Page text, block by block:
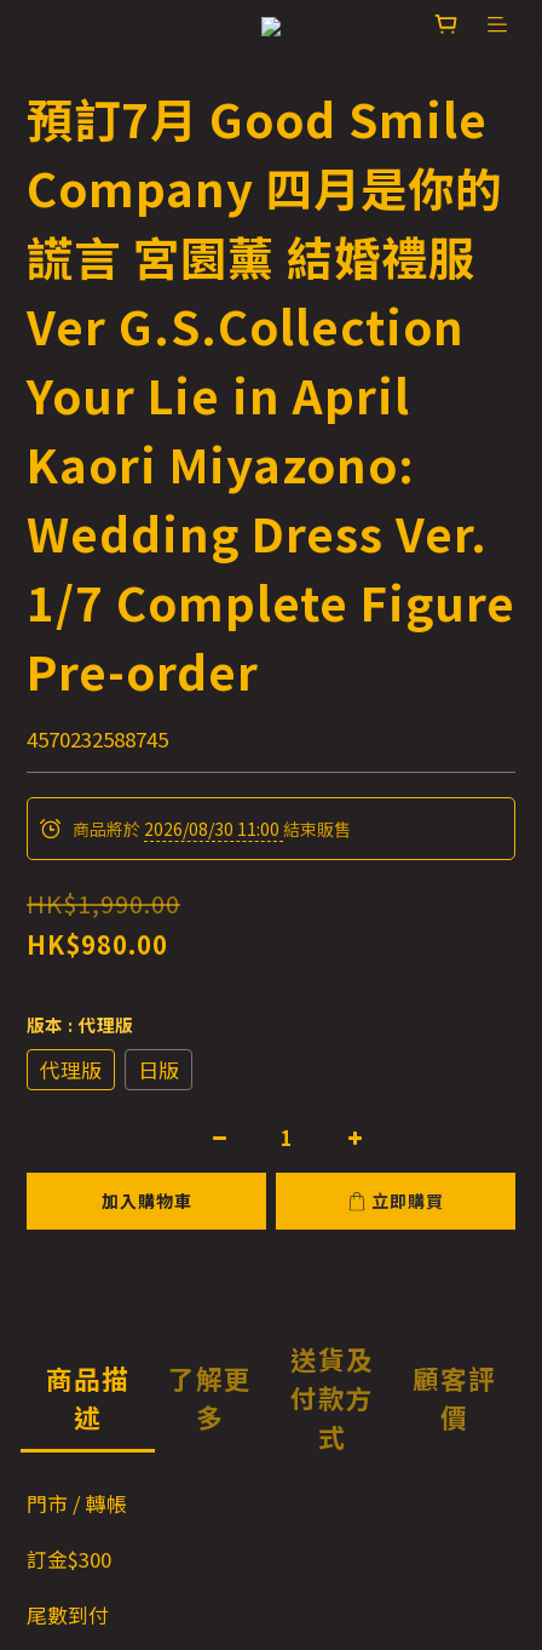
預訂7月 Good Smile
Company 四月是你的
謊言 宮園薰 結婚禮服
Ver G.S.Collection
Your Lie in April
Kaori Miyazono:
Wedding Dress Ver.
1/7 Complete Figure
Pre-order
4570232588745
商品將於 2026/08/30 11:00 結束販售
HK$1,990.00
HK$980.00
版本 : 代理版
代理版 日版
加入購物車 立即購買
商品描
述
了解更
多
送貨及
付款方
式
顧客評
價
門市 / 轉帳
訂金$300
尾數到付